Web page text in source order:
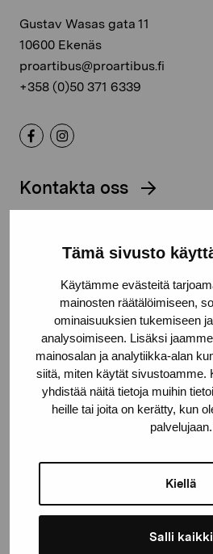
Tämä sivusto
Käytämme evästeitä
mainosten räätälöimiseen,
ominaisuuksien tukemiseen
analysoimiseen. Lisäksi
mainosalan ja analytiikka-alan
siitä, miten käytät sivustoamme.
yhdistää näitä tietoja muihin
heille tai joita on kerätty, kun
palvelujaan.
Kiellä
Salli kaikki
Gustav Wasas gata 11
10600 Ekenäs
proartibus@proartibus.fi
+358 (0)50 371 6339
Kontakta oss
Håll dig
utställningar och
Förnamn
Pro Artibus får spara min